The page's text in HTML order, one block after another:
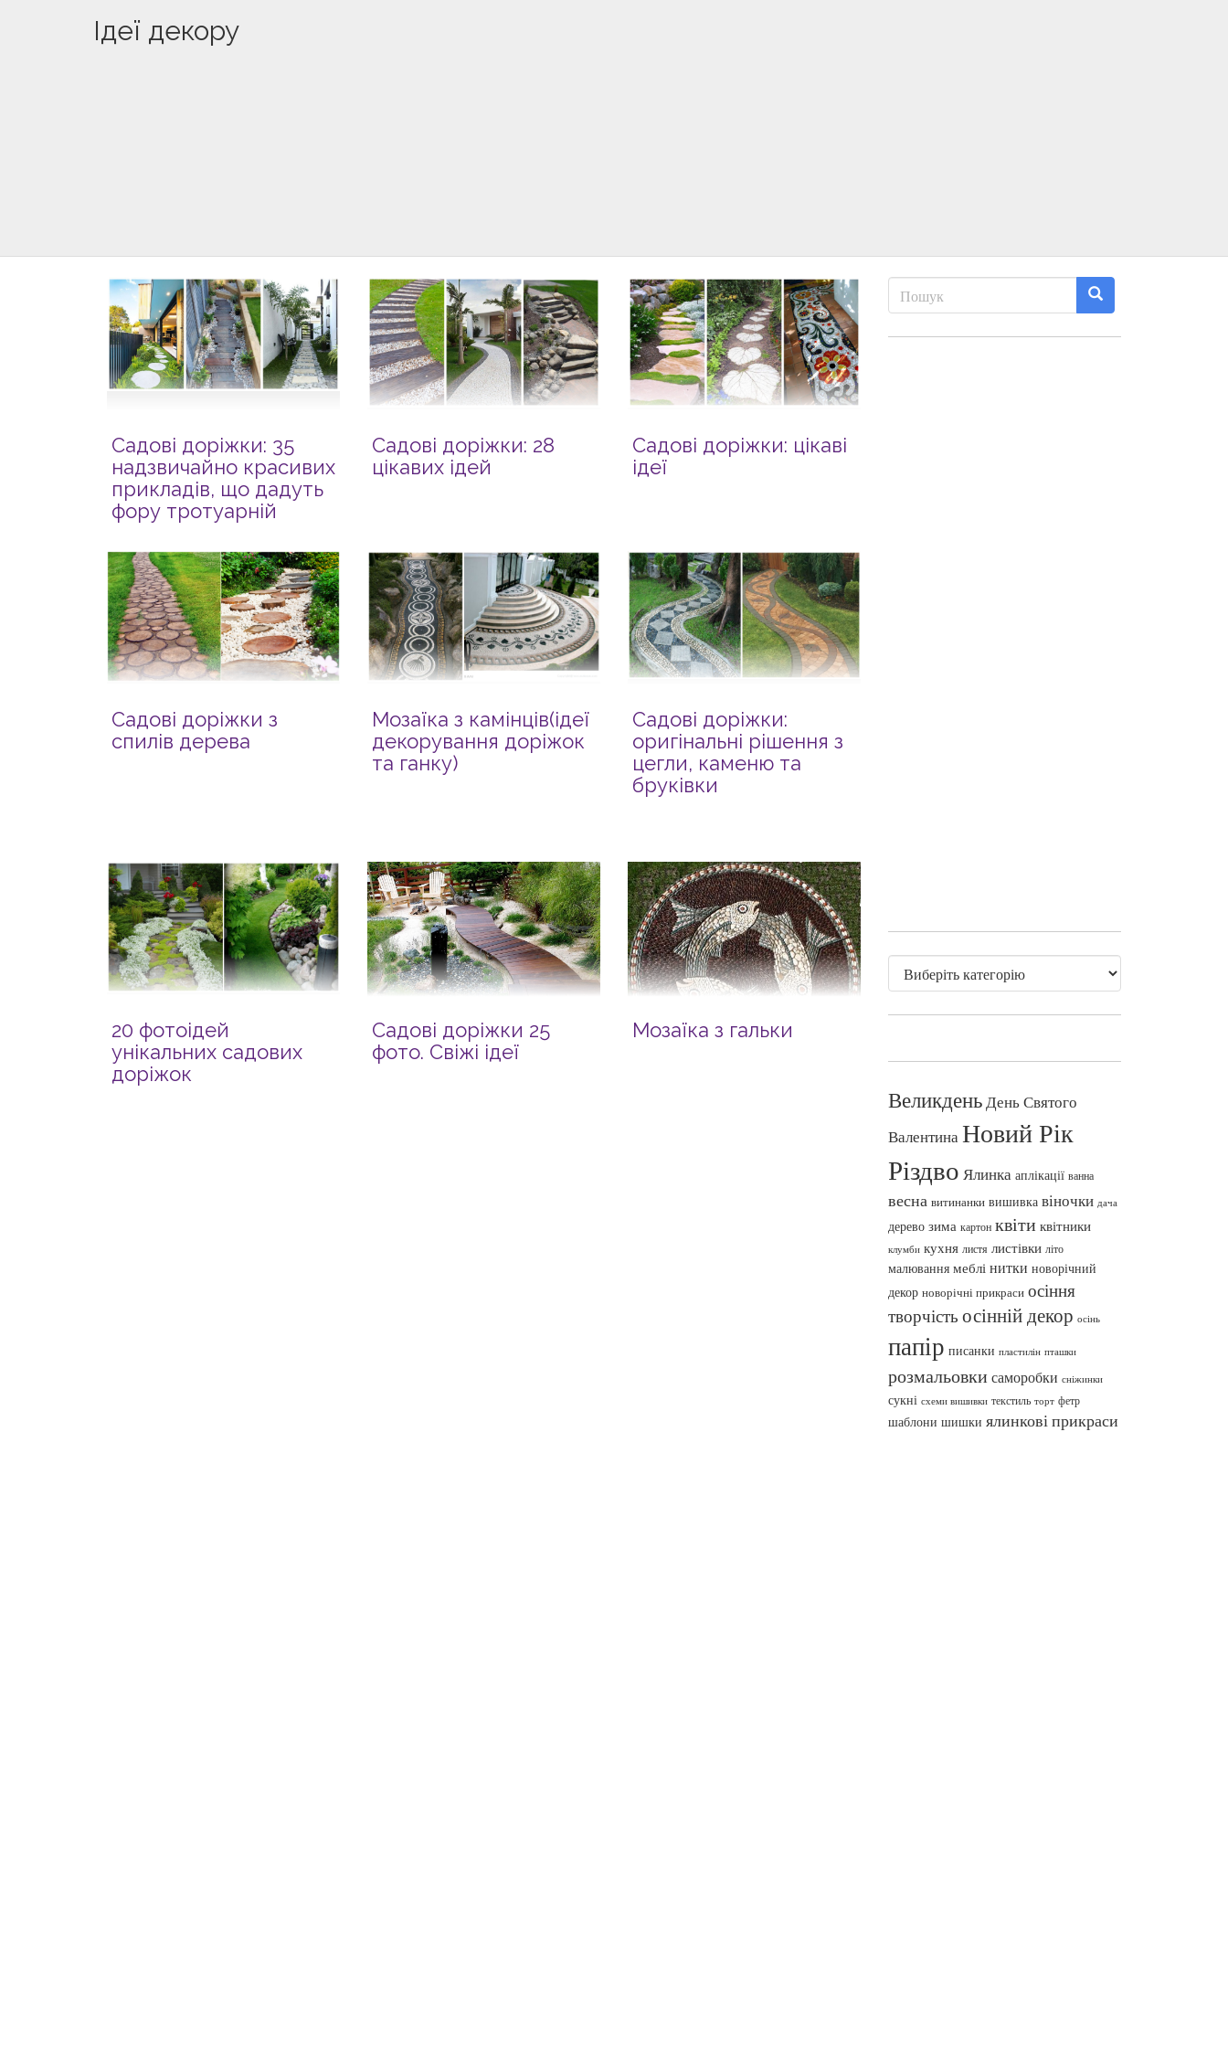
Ідеї декору
Садові доріжки: 35
надзвичайно красивих
прикладів, що дадуть
фору тротуарній
Садові доріжки: 28
цікавих ідей
Садові доріжки: цікаві
ідеї
Садові доріжки з
спилів дерева
Мозаїка з камінців(ідеї
декорування доріжок
та ганку)
Садові доріжки:
оригінальні рішення з
цегли, каменю та
бруківки
20 фотоідей
унікальних садових
доріжок
Садові доріжки 25
фото. Свіжі ідеї
Мозаїка з гальки
ВеликденьДень Святого
ВалентинаНовий Рік
Різдво Ялинка аплікації ванна
весна витинанки вишивка віночки дача
дерево зима картон квіти квітники
клумби кухня листя листівки літо
малювання меблі нитки новорічний
декор новорічні прикраси осіння
творчість осінній декор осінь
папір писанки пластилін пташки
розмальовки саморобки сніжинки
сукні схеми вишивки текстиль торт фетр
шаблони шишки ялинкові прикраси